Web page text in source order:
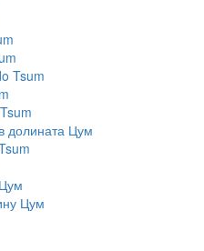
Tsum
долината Цум
Цум